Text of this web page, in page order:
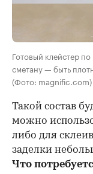
Готовый клейстер
сметану — быть
(Фото: magnific.com)
Такой состав
можно
либо для
заделки
Что